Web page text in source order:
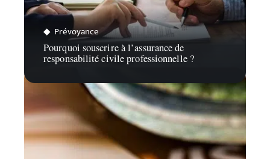
Prévoyance
Pourquoi souscrire à l’assurance de
responsabilité civile professionnelle ?